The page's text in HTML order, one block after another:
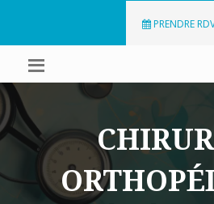
PRENDRE